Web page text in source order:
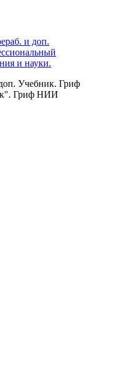
Учебник. Гриф
Гриф НИИ